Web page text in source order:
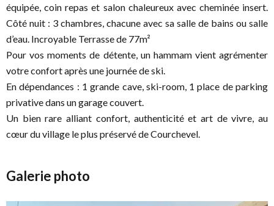
équipée, coin repas et salon chaleureux avec cheminée insert.
Côté nuit : 3 chambres, chacune avec sa salle de bains ou salle
d’eau. Incroyable Terrasse de 77m²
Pour vos moments de détente, un hammam vient agrémenter
votre confort après une journée de ski.
En dépendances : 1 grande cave, ski-room, 1 place de parking
privative dans un garage couvert.
Un bien rare alliant confort, authenticité et art de vivre, au
cœur du village le plus préservé de Courchevel.
Galerie photo